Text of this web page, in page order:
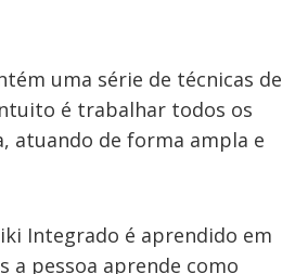
uma série de técnicas de
é trabalhar todos os
atuando de forma ampla e
Integrado é aprendido em
a pessoa aprende como